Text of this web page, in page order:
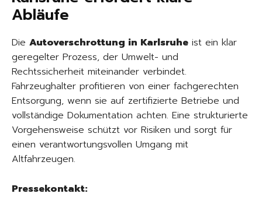
Abläufe
Die Autoverschrottung in Karlsruhe ist ein klar
geregelter Prozess, der Umwelt- und
Rechtssicherheit miteinander verbindet.
Fahrzeughalter profitieren von einer fachgerechten
Entsorgung, wenn sie auf zertifizierte Betriebe und
vollständige Dokumentation achten. Eine strukturierte
Vorgehensweise schützt vor Risiken und sorgt für
einen verantwortungsvollen Umgang mit
Altfahrzeugen.
Pressekontakt: